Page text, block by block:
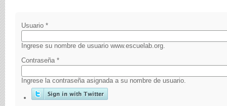
Usuario *
Ingrese su nombre de usuario www.escuelab.org.
Contraseña *
Ingrese la contraseña asignada a su nombre de usuario.